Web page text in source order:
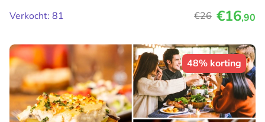
Verkocht: 81
€26 €16,90
48% korting